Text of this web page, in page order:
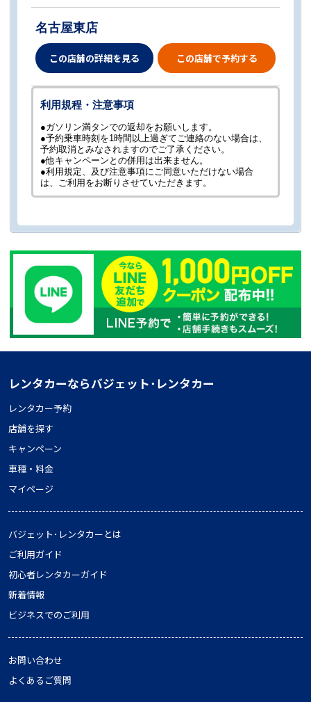
名古屋東店
この店舗の詳細を見る この店舗で予約する
利用規程・注意事項
●ガソリン満タンでの返却をお願いします。
●予約乗車時刻を1時間以上過ぎてご連絡のない場合は、
予約取消とみなされますのでご了承ください。
●他キャンペーンとの併用は出来ません。
●利用規定、及び注意事項にご同意いただけない場合
は、ご利用をお断りさせていただきます。
レンタカーならバジェット･レンタカー
レンタカー予約
店舗を探す
キャンペーン
車種・料金
マイページ
バジェット･レンタカーとは
ご利用ガイド
初心者レンタカーガイド
新着情報
ビジネスでのご利用
お問い合わせ
よくあるご質問